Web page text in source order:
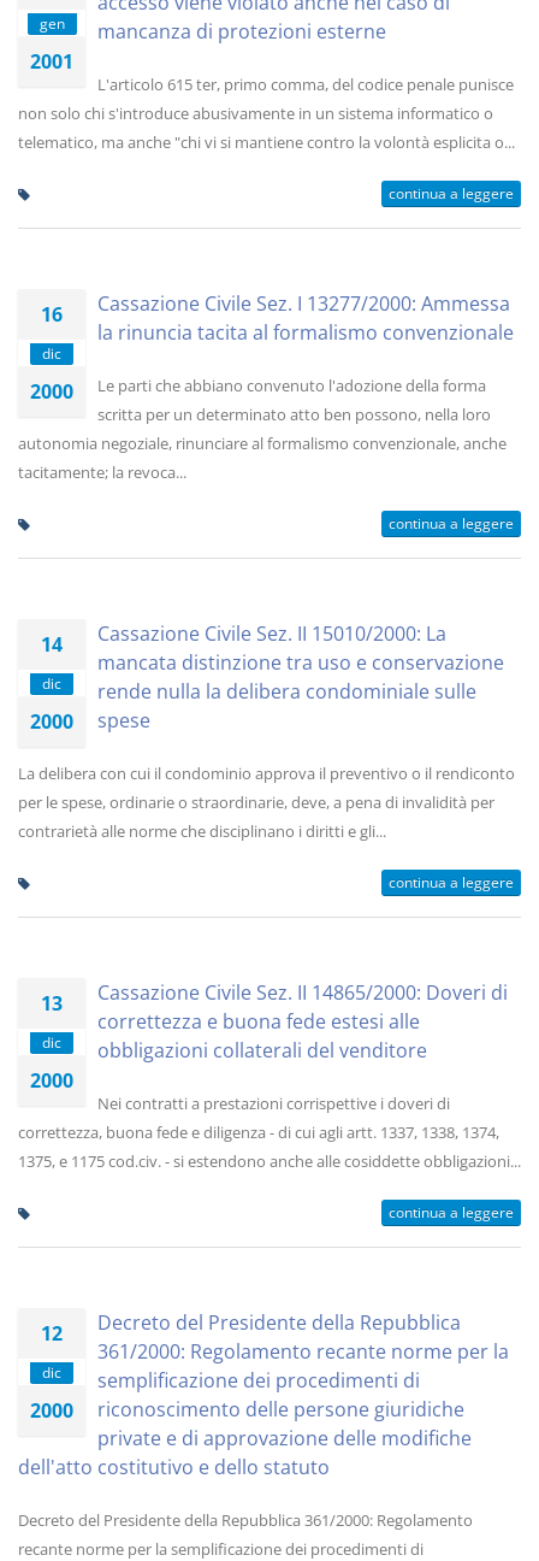
gen
2001
mancanza di protezioni esterne
L'articolo 615 ter, primo comma, del codice penale punisce
non solo chi s'introduce abusivamente in un sistema informatico o
telematico, ma anche "chi vi si mantiene contro la volontà esplicita o...
continua a leggere
16
dic
2000
Cassazione Civile Sez. I 13277/2000: Ammessa
la rinuncia tacita al formalismo convenzionale
Le parti che abbiano convenuto l'adozione della forma
scritta per un determinato atto ben possono, nella loro
autonomia negoziale, rinunciare al formalismo convenzionale, anche
tacitamente; la revoca...
continua a leggere
14
dic
2000
Cassazione Civile Sez. II 15010/2000: La
mancata distinzione tra uso e conservazione
rende nulla la delibera condominiale sulle
spese
La delibera con cui il condominio approva il preventivo o il rendiconto
per le spese, ordinarie o straordinarie, deve, a pena di invalidità per
contrarietà alle norme che disciplinano i diritti e gli...
continua a leggere
13
dic
2000
Cassazione Civile Sez. II 14865/2000: Doveri di
correttezza e buona fede estesi alle
obbligazioni collaterali del venditore
Nei contratti a prestazioni corrispettive i doveri di
correttezza, buona fede e diligenza - di cui agli artt. 1337, 1338, 1374,
1375, e 1175 cod.civ. - si estendono anche alle cosiddette obbligazioni...
continua a leggere
12
dic
2000
Decreto del Presidente della Repubblica
361/2000: Regolamento recante norme per la
semplificazione dei procedimenti di
riconoscimento delle persone giuridiche
private e di approvazione delle modifiche
dell'atto costitutivo e dello statuto
Decreto del Presidente della Repubblica 361/2000: Regolamento
recante norme per la semplificazione dei procedimenti di